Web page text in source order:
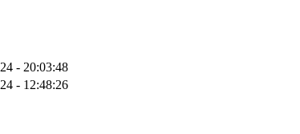
- 20:03:48
- 12:48:26